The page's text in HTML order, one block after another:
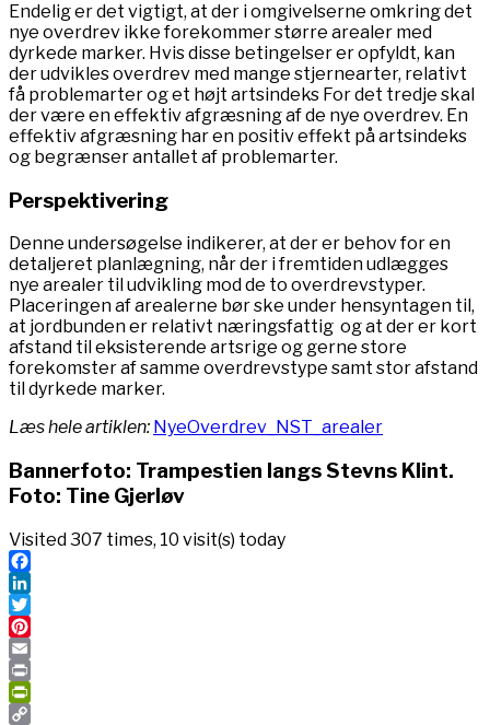
Endelig er det vigtigt, at der i omgivelserne omkring det
nye overdrev ikke forekommer større arealer med
dyrkede marker. Hvis disse betingelser er opfyldt, kan
der udvikles overdrev med mange stjernearter, relativt
få problemarter og et højt artsindeks For det tredje skal
der være en effektiv afgræsning af de nye overdrev. En
effektiv afgræsning har en positiv effekt på artsindeks
og begrænser antallet af problemarter.
Perspektivering
Denne undersøgelse indikerer, at der er behov for en
detaljeret planlægning, når der i fremtiden udlægges
nye arealer til udvikling mod de to overdrevstyper.
Placeringen af arealerne bør ske under hensyntagen til,
at jordbunden er relativt næringsfattig og at der er kort
afstand til eksisterende artsrige og gerne store
forekomster af samme overdrevstype samt stor afstand
til dyrkede marker.
Læs hele artiklen: NyeOverdrev_NST_arealer
Bannerfoto: Trampestien langs Stevns Klint.
Foto: Tine Gjerløv
Visited 307 times, 10 visit(s) today
Facebook
LinkedIn
Twitter
Pinterest
Email
Print
PrintFriendly